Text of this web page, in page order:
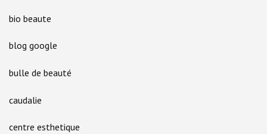
bio beaute
blog google
bulle de beauté
caudalie
centre esthetique